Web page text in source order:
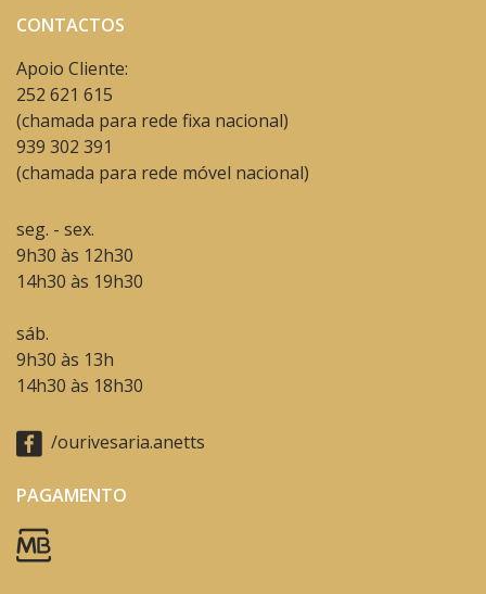
CONTACTOS
Apoio Cliente:
252 621 615
(chamada para rede fixa nacional)
939 302 391
(chamada para rede móvel nacional)
seg. - sex.
9h30 às 12h30
14h30 às 19h30
sáb.
9h30 às 13h
14h30 às 18h30
/ourivesaria.anetts
PAGAMENTO